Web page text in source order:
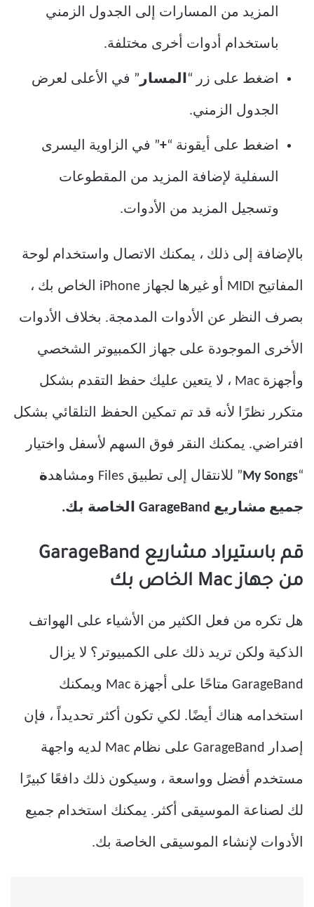
المزيد من المسارات إلى الجدول الزمني
باستخدام أدوات أخرى مختلفة.
اضغط على زر “المسار ” في الأعلى لعرض
الجدول الزمني.
اضغط على أيقونة “+” في الزاوية اليسرى
السفلية لإضافة المزيد من المقطوعات
وتسجيل المزيد من الأدوات.
بالإضافة إلى ذلك ، يمكنك الاتصال واستخدام لوحة
المفاتيح MIDI أو غيرها لجهاز iPhone الخاص بك ،
بصرف النظر عن الأدوات المدمجة. بخلاف الأدوات
الأخرى الموجودة على جهاز الكمبيوتر الشخصي
وأجهزة Mac ، لا يتعين عليك حفظ التقدم بشكل
متكرر نظرًا لأنه قد تم تمكين الحفظ التلقائي بشكل
افتراضي. يمكنك النقر فوق السهم لأسفل واختيار
“
My Songs” للانتقال إلى تطبيق Files ومشاهد ة
جميع مشاريع GarageBand الخاصة بك.
قم باستيراد مشاريع GarageBand
من جهاز Mac الخاص بك
هل تكره من فعل الكثير من الأشياء على الهواتف
الذكية ولكن تريد ذلك على الكمبيوتر؟ لا يزال
GarageBand متاحًا على أجهزة Mac ويمكنك
استخدامه هناك أيضًا. لكي تكون أكثر تحديداً ، فإن
إصدار GarageBand على نظام Mac لديه واجهة
مستخدم أفضل وواسعة ، وسيكون ذلك دافعًا كبيرًا
لك لصناعة الموسيقى أكثر. يمكنك استخدام جميع
الأدوات لإنشاء الموسيقى الخاصة بك.